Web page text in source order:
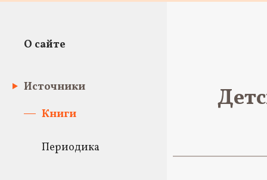
О сайте
Источники
Книги
Периодика